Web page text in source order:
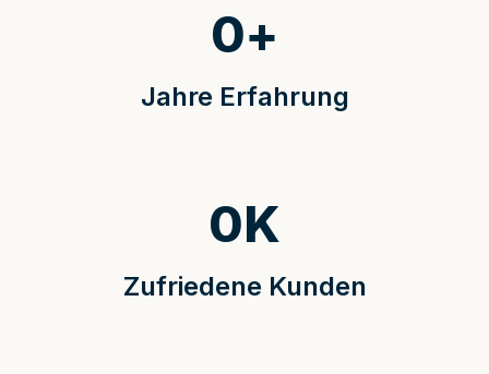
Jahre Erfahrung
0+
Zufriedene Kunden
0K